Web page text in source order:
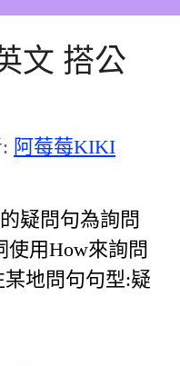
文 搭公
阿莓莓KIKI
疑問句為詢問
使用How來詢問
地問句句型:疑